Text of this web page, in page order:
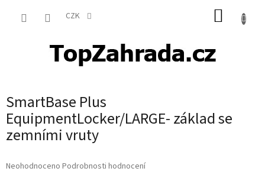
CZK
SmartBase Plus
EquipmentLocker/LARGE- základ se
zemními vruty
Průměrné
Neohodnoceno Podrobnosti hodnocení